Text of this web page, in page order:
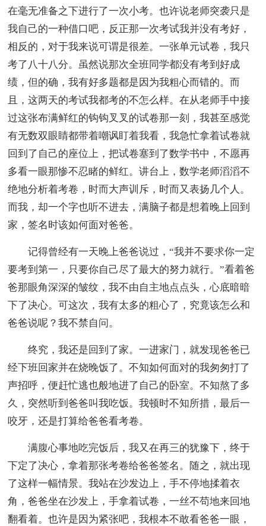
在毫无准备之下进行了一次小考。也许说老师突袭只是
我自己的一种借口吧，反正那一次考试我并没有考好，
相反的，对于我来说可谓是很差。一张单元试卷，我只
考了八十八分。虽然说那次全班同学都没有考到好成
绩，但的确，我有好多题都是因为我粗心而错的。而
且，这两天的考试我都考的不怎么样。在从老师手中接
过这张布满鲜红的钩钩叉叉的试卷那一刻，我甚至感觉
有无数双眼睛都带着嘲讽盯着我看，我急忙拿着试卷就
回到了自己的座位上，把试卷塞到了数学书中，不愿再
多看一眼那惨不忍睹的鲜红。讲台上，数学老师滔滔不
绝地分析着考卷，时而大声训斥，时而又表扬几个人。
而我，却一个字也听不进去，满脑子都是想着晚上回到
家，签名时该如何面对爸爸。
记得曾经有一天晚上爸爸说过，“我并不要求你一定
要考到第一，只要你自己尽了最大的努力就行。”看着爸
爸那眼角深深的皱纹，我不由自主地点点头，心底暗暗
下了决心。可这次，我有太多的粗心了，究竟该怎么和
爸爸说呢？我不禁自问。
终究，我还是回到了家。一进家门，就发现爸爸已
经下班回家并在烧晚饭了。不知如何面对的我匆匆打了
声招呼，便赶忙逃也般地进了自己的卧室。不知熬了多
久，突然听到爸爸叫我吃饭。我顿时不知所措，最后一
咬牙，还是打算给爸爸看考卷。
满腹心事地吃完饭后，我又在再三的犹豫下，终于
下定了决心，拿着那张考卷给爸爸签名。随之，就出现
了这样一幅情景。我站在沙发边上，手不停地揉着衣
角，爸爸坐在沙发上，手拿着试卷，一丝不苟地来回地
翻看着。也许是因为紧张吧，我根本不敢看爸爸一眼，